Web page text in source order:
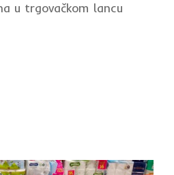
u trgovačkom lancu